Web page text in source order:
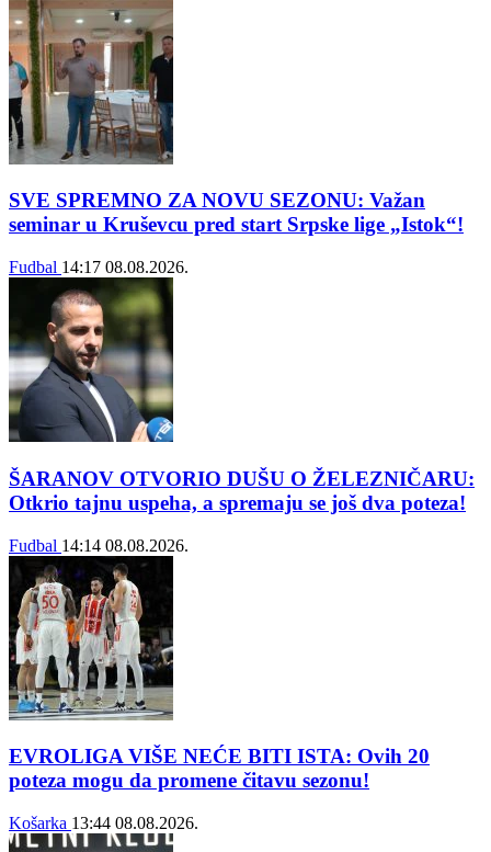
SVE SPREMNO ZA NOVU SEZONU: Važan
seminar u Kruševcu pred start Srpske lige „Istok“!
Fudbal 14:17 08.08.2026.
ŠARANOV OTVORIO DUŠU O ŽELEZNIČARU:
Otkrio tajnu uspeha, a spremaju se još dva poteza!
Fudbal 14:14 08.08.2026.
EVROLIGA VIŠE NEĆE BITI ISTA: Ovih 20
poteza mogu da promene čitavu sezonu!
Košarka 13:44 08.08.2026.